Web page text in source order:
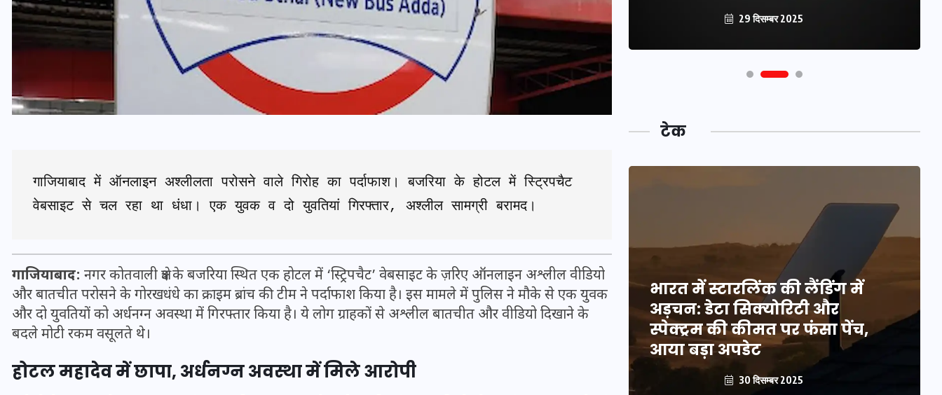
गाजियाबाद में ऑनलाइन अश्लीलता परोसने वाले गिरोह का पर्दाफाश। बजरिया के होटल में स्ट्रिपचैट
वेबसाइट से चल रहा था धंधा। एक युवक व दो युवतियां गिरफ्तार, अश्लील सामग्री बरामद।
गाजियाबाद: नगर कोतवाली क्षेत्र के बजरिया स्थित एक होटल में ‘स्ट्रिपचैट’ वेबसाइट के ज़रिए ऑनलाइन अश्लील वीडियो
और बातचीत परोसने के गोरखधंधे का क्राइम ब्रांच की टीम ने पर्दाफाश किया है। इस मामले में पुलिस ने मौके से एक युवक
और दो युवतियों को अर्धनग्न अवस्था में गिरफ्तार किया है। ये लोग ग्राहकों से अश्लील बातचीत और वीडियो दिखाने के
बदले मोटी रकम वसूलते थे।
होटल महादेव में छापा, अर्धनग्न अवस्था में मिले आरोपी
29 दिसम्बर 2025 30 दिसम्बर 2025 29 दिसम्बर 2025
टेक
भारत में स्टारलिंक की लैंडिंग में
अड़चन: डेटा सिक्योरिटी और
स्पेक्ट्रम की कीमत पर फंसा पेंच,
आया बड़ा अपडेट
30 दिसम्बर 2025
भारत में स्टारलिंक की लैंडिंग में
अड़चन: डेटा सिक्योरिटी और
भारत में स्टारलिंक की लैंडिंग में
अड़चन: डेटा सिक्योरिटी और
स्पेक्ट्रम की कीमत पर फंसा पेंच,
आया बड़ा अपडेट
30 दिसम्बर 2025